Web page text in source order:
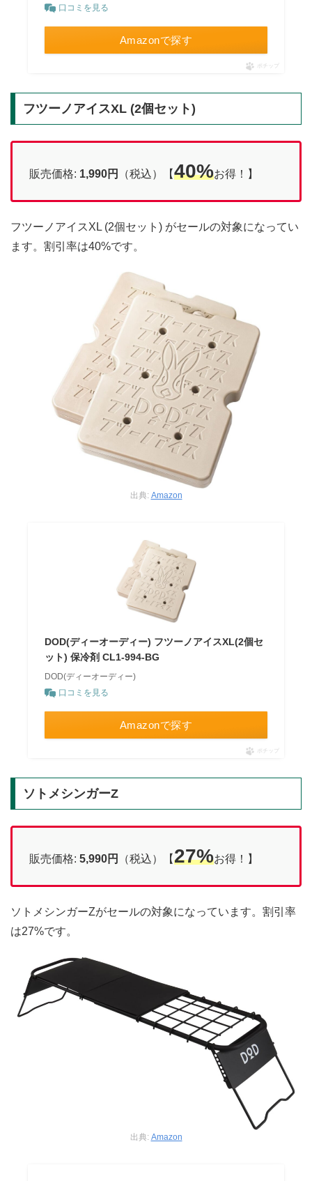
口コミを見る
Amazonで探す
ポチップ
フツーノアイスXL (2個セット)
販売価格: 1,990円 （税込）【40%お得！】
フツーノアイスXL (2個セット) がセールの対象になってい
ます。割引率は40%です。
出典: Amazon
DOD(ディーオーディー) フツーノアイスXL(2個セ
ット) 保冷剤 CL1-994-BG
DOD(ディーオーディー)
口コミを見る
Amazonで探す
ポチップ
ソトメシンガーZ
販売価格: 5,990円 （税込）【27%お得！】
ソトメシンガーZがセールの対象になっています。割引率
は27%です。
出典: Amazon